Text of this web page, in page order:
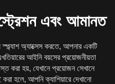
এবং আমানত
স্প্ল্যাশ অ্যাক্সেস করতে, আপনার একটি
আইনি বয়সের প্রয়োজনীয়তা
করা হয়, যেখানে প্রয়োজন সেখানে
হলে, আপনি ক্যাশিয়ারে দেখানো